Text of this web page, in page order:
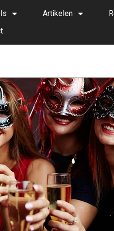
Artikelen